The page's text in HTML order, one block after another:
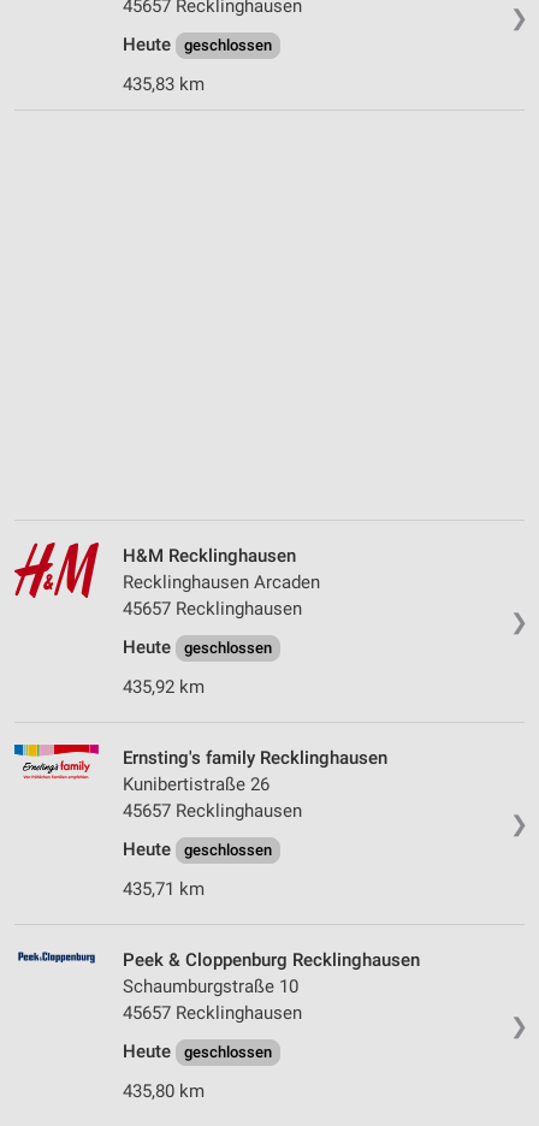
❯
45657 Recklinghausen
Heute
geschlossen
435,83 km
❯
H&M Recklinghausen
Recklinghausen Arcaden
45657 Recklinghausen
Heute
geschlossen
435,92 km
❯
Ernsting's family Recklinghausen
Kunibertistraße 26
45657 Recklinghausen
Heute
geschlossen
435,71 km
❯
Peek & Cloppenburg Recklinghausen
Schaumburgstraße 10
45657 Recklinghausen
Heute
geschlossen
435,80 km